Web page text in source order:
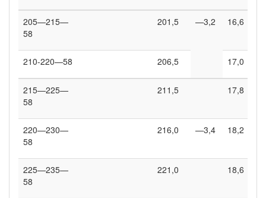
205—215—
58
201,5 —3,2 16,6
210-220—58 206,5 17,0
215—225—
58
211,5 17,8
220—230—
58
216,0 —3,4 18,2
225—235—
58
221,0 18,6